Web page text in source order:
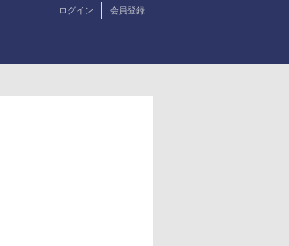
ログイン 会員登録